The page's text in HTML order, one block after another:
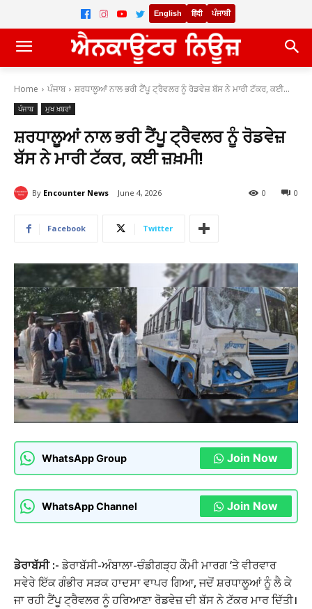
English हिंदी ਪੰਜਾਬੀ
Home ਪੰਜਾਬ ਸ਼ਰਧਾਲੂਆਂ ਨਾਲ ਭਰੀ ਟੈਂਪੂ ਟ੍ਰੈਵਲਰ ਨੂੰ ਰੋਡਵੇਜ਼ ਬੱਸ ਨੇ ਮਾਰੀ ਟੱਕਰ, ਕਈ...
ਪੰਜਾਬ ਮੁਖ ਖ਼ਬਰਾਂ
ਸ਼ਰਧਾਲੂਆਂ ਨਾਲ ਭਰੀ ਟੈਂਪੂ ਟ੍ਰੈਵਲਰ ਨੂੰ ਰੋਡਵੇਜ਼
ਬੱਸ ਨੇ ਮਾਰੀ ਟੱਕਰ, ਕਈ ਜ਼ਖ਼ਮੀ!
By Encounter News June 4, 2026 0
0
Facebook Twitter
WhatsApp Group Join Now
WhatsApp Channel Join Now
ਡੇਰਾਬੱਸੀ :- ਡੇਰਾਬੱਸੀ-ਅੰਬਾਲਾ-ਚੰਡੀਗੜ੍ਹ ਕੌਮੀ ਮਾਰਗ ‘ਤੇ ਵੀਰਵਾਰ
ਸਵੇਰੇ ਇੱਕ ਗੰਭੀਰ ਸੜਕ ਹਾਦਸਾ ਵਾਪਰ ਗਿਆ, ਜਦੋਂ ਸ਼ਰਧਾਲੂਆਂ ਨੂੰ ਲੈ ਕੇ
ਜਾ ਰਹੀ ਟੈਂਪੂ ਟ੍ਰੈਵਲਰ ਨੂੰ ਹਰਿਆਣਾ ਰੋਡਵੇਜ਼ ਦੀ ਬੱਸ ਨੇ ਟੱਕਰ ਮਾਰ ਦਿੱਤੀ।